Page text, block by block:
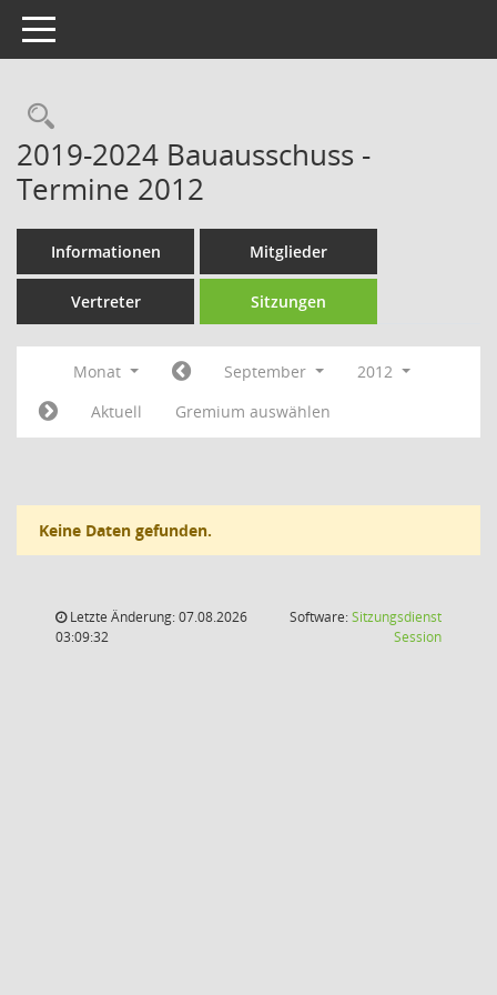
Toggle navigation
Rechercheauswahl
2019-2024 Bauausschuss -
Termine 2012
Informationen Mitglieder
Vertreter Sitzungen
Monat September
2012
Aktuell
Gremium auswählen
Keine Daten gefunden.
Letzte Änderung: 07.08.2026
03:09:32
Software:Sitzungsdienst
Session(Wird in